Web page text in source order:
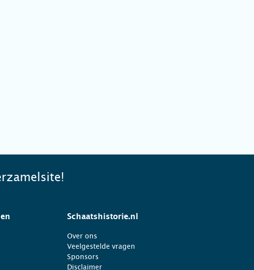
Schaatshistorie.nl
Over ons
Veelgestelde vragen
Sponsors
Disclaimer